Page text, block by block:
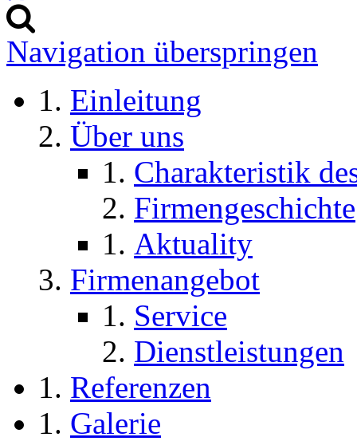
Navigation überspringen
Einleitung
Über uns
Charakteristik
Firmengeschichte
Aktuality
Firmenangebot
Service
Dienstleistungen
Referenzen
Galerie